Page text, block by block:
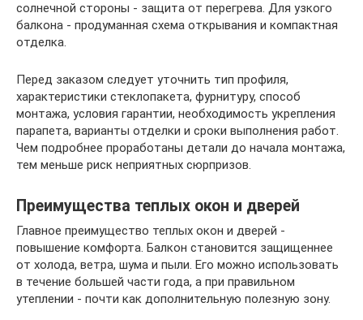
солнечной стороны - защита от перегрева. Для узкого
балкона - продуманная схема открывания и компактная
отделка.
Перед заказом следует уточнить тип профиля,
характеристики стеклопакета, фурнитуру, способ
монтажа, условия гарантии, необходимость укрепления
парапета, варианты отделки и сроки выполнения работ.
Чем подробнее проработаны детали до начала монтажа,
тем меньше риск неприятных сюрпризов.
Преимущества теплых окон и дверей
Главное преимущество теплых окон и дверей -
повышение комфорта. Балкон становится защищеннее
от холода, ветра, шума и пыли. Его можно использовать
в течение большей части года, а при правильном
утеплении - почти как дополнительную полезную зону.